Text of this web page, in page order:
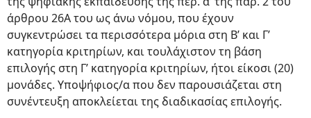
άρθρου 26Α του ως άνω νόμου, που έχουν
συγκεντρώσει τα περισσότερα μόρια στη Β’ και Γ’
κατηγορία κριτηρίων, και τουλάχιστον τη βάση
επιλογής στη Γ’ κατηγορία κριτηρίων, ήτοι είκοσι (20)
μονάδες. Υποψήφιος/α που δεν παρουσιάζεται στη
συνέντευξη αποκλείεται της διαδικασίας επιλογής.